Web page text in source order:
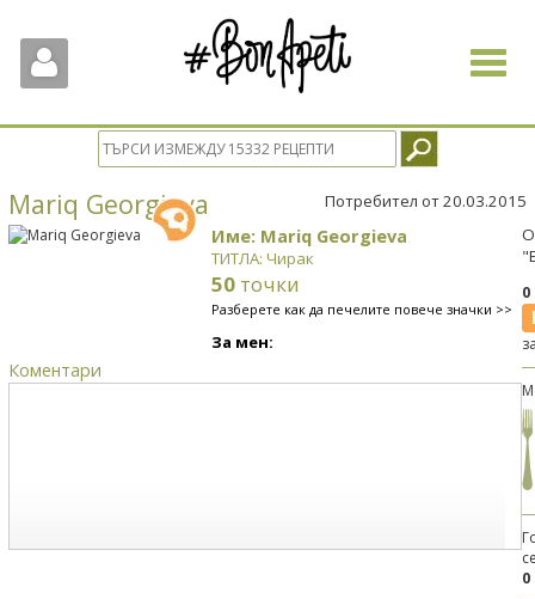
Toggle
Mariq Georgieva Потребител от 20.03.2015
Име: Mariq Georgieva
ТИТЛА: Чирак
50 точки
Разберете как да печелите повече значки >>
За мен:
Коментари
0